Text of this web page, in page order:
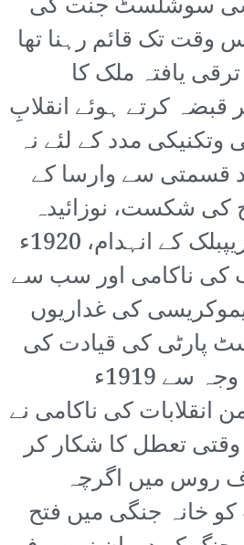
وقت تک قائم رہنا تھا
یافتہ ملک کا
قبضہ کرتے ہوئے انقلابِ
مدد کے لئے نہ
قسمتی سے وارسا کے
کی شکست، نوزائیدہ
ہنگرین سوویت ریپبلک کے انہدام، 1920ء
کی ناکامی اور سب سے
کی غداریوں
پارٹی کی قیادت کی
ناتجربہ کاری کی وجہ سے 1919ء
جرمن انقلابات کی ناکامی نے
وقتی تعطل کا شکار کر
روس میں اگرچہ
خانہ جنگی میں فتح